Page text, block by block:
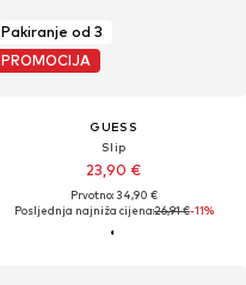
Pakiranje od 3
PROMOCIJA
GUESS
Slip
23,90 €
Prvotno: 34,90 €
Posljednja najniža cijena:26,91 €-11%